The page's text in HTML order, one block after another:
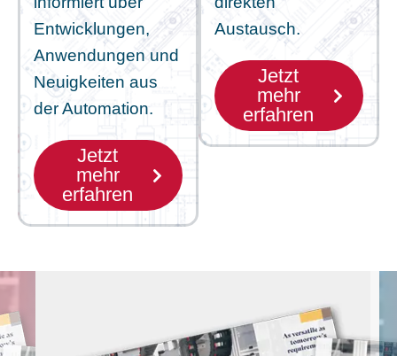
Entwicklungen,
Anwendungen und
Neuigkeiten aus
der Automation.
Jetzt
mehr
erfahren
Austausch.
Jetzt
mehr
erfahren